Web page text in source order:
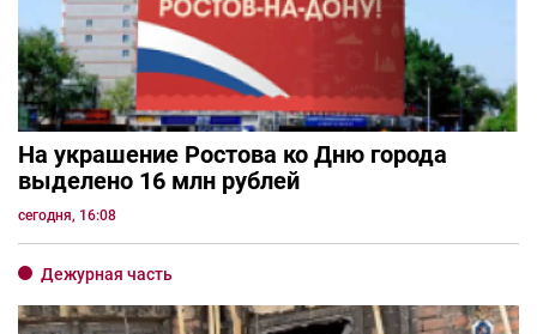
На украшение Ростова ко Дню города
выделено 16 млн рублей
сегодня, 16:08
Дежурная часть